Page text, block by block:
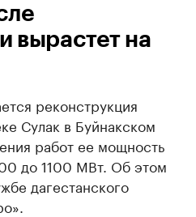
вырастет на
реконструкция
Сулак в Буйнакском
работ ее мощность
до 1100 МВт. Об этом
дагестанского